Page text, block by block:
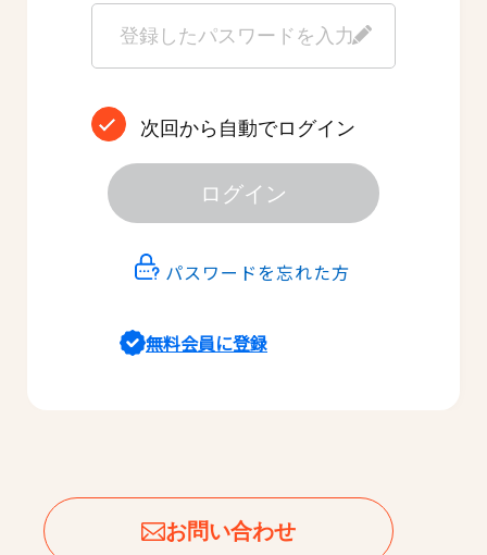
次回から自動でログイン
ログイン
パスワードを忘れた方
無料会員に登録
お問い合わせ